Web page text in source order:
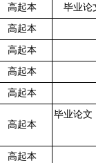
高起本 毕业论
高起本
高起本
高起本
高起本
高起本
毕业论文
高起本